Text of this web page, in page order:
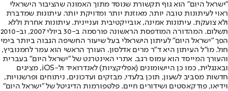
"ישראל היום" הוא גוף תקשורת שנוסד מתוך האמונה שהציבור הישראלי
ראוי לעיתונות טובה יותר, מאוזנת יותר ומדויקת יותר. עיתונות שמדברת
ולא צועקת. עיתונות אמינה, אובייקטיבית ועניינית. עיתונות אחרת וללא
תשלום. המהדורה המודפסת הראשונה פורסמה ב-30 ביולי 2007, וב-2010
הפך "ישראל היום" לעיתון הישראלי בעל שיעור החשיפה הגבוה ביותר בימי
חול. מו"ל העיתון היא ד"ר מרים אדלסון. העורך הראשי הוא עמר לחמנוביץ,
והעורך המייסד הוא עמוס רגב. אתרי האינטרנט של "ישראל היום" בעברית
ובאנגלית, כמו כן היישומונים (אפליקציות) לאנדרואיד ול-iOS, מציגים
חדשות מסביב לשעון, תוכן בלעדי, מבזקים ועדכונים, ניתוחים ופרשנויות,
וידיאו, פודקאסטים ושידורים חיים. פלטפורמות הדיגיטל של "ישראל היום"